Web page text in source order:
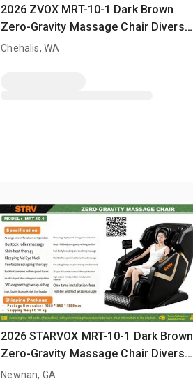
2026 ZVOX MRT-10-1 Dark Brown
Zero-Gravity Massage Chair Divers
(Unused)
Chehalis, WA
2026 STARVOX MRT-10-1 Dark Brown
Zero-Gravity Massage Chair Divers
(Unused)
Newnan, GA